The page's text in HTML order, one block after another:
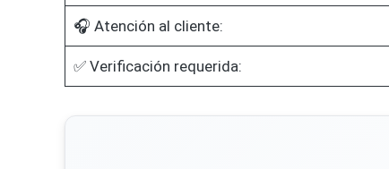
🎧 Atención al cliente:
✅ Verificación requerida: